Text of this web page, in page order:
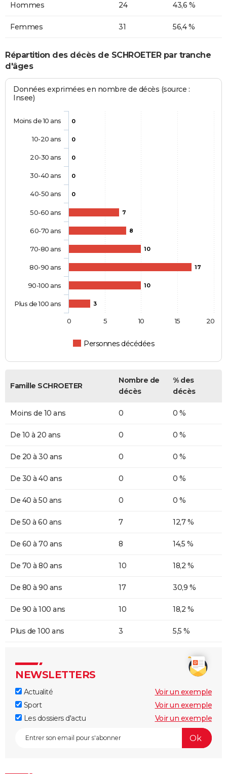
Hommes 24 43,6 %
Femmes 31 56,4 %
Répartition des décès de SCHROETER par tranche
d'âges
Données exprimées en nombre de décès (source :
Insee)
0
0
0
0
0
7
8
10
17
10
3
Personnes décédées
Moins de 10 ans
10-20 ans
20-30 ans
30-40 ans
40-50 ans
50-60 ans
60-70 ans
70-80 ans
80-90 ans
90-100 ans
Plus de 100 ans
0 5 10 15 20
Famille SCHROETER
Nombre de
décès
% des
décès
Moins de 10 ans 0 0 %
De 10 à 20 ans 0 0 %
De 20 à 30 ans 0 0 %
De 30 à 40 ans 0 0 %
De 40 à 50 ans 0 0 %
De 50 à 60 ans 7 12,7 %
De 60 à 70 ans 8 14,5 %
De 70 à 80 ans 10 18,2 %
De 80 à 90 ans 17 30,9 %
De 90 à 100 ans 10 18,2 %
Plus de 100 ans 3 5,5 %
NEWSLETTERS
Actualité
Voir un exemple
Sport
Voir un exemple
Les dossiers d'actu
Voir un exemple